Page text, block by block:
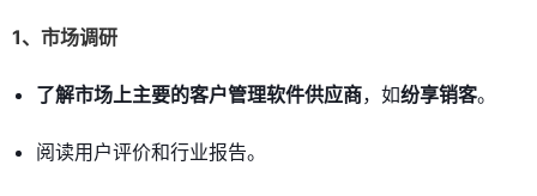
1、市场调研
了解市场上主要的客户管理软件供应商，如纷享销客。
阅读用户评价和行业报告。